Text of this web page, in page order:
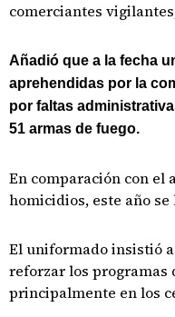
comerciantes
Añadió que a la fecha
aprehendidas por la
por faltas
51 armas de fuego.
En comparación con el
homicidios, este año
El uniformado insistió
reforzar los programas
principalmente en los